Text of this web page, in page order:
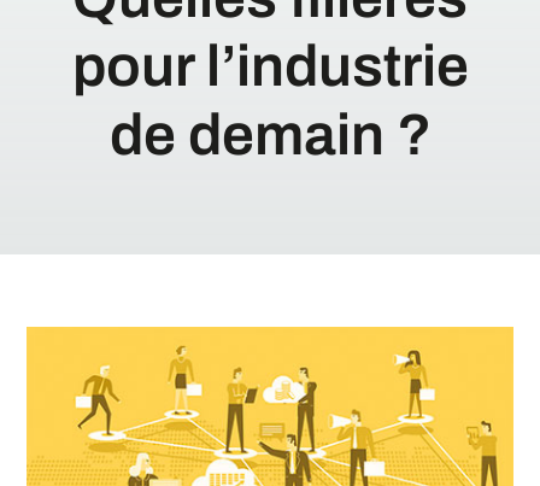
Rubriques
Nous contacter
pour l’industrie
de demain ?